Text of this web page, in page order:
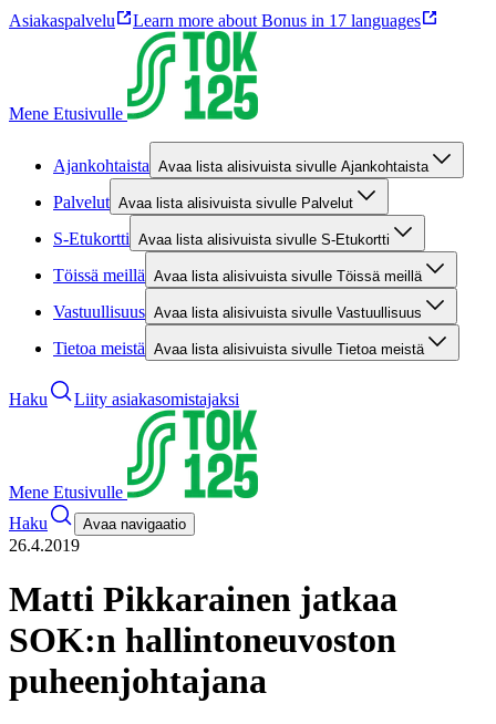
Asiakaspalvelu Learn more about Bonus in 17 languages
Mene Etusivulle
Ajankohtaista Avaa lista alisivuista sivulle Ajankohtaista
Palvelut Avaa lista alisivuista sivulle Palvelut
S-Etukortti Avaa lista alisivuista sivulle S-Etukortti
Töissä meillä Avaa lista alisivuista sivulle Töissä meillä
Vastuullisuus Avaa lista alisivuista sivulle Vastuullisuus
Tietoa meistä Avaa lista alisivuista sivulle Tietoa meistä
Haku Liity asiakasomistajaksi
Mene Etusivulle
Haku
Avaa navigaatio
26.4.2019
Matti Pikkarainen jatkaa
SOK:n hallintoneuvoston
puheenjohtajana